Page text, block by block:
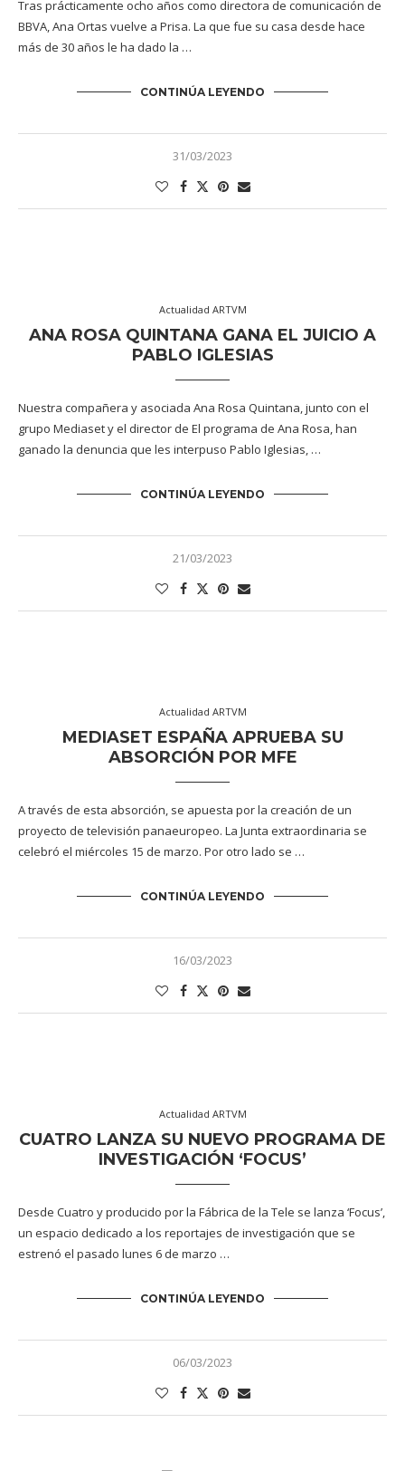
Tras prácticamente ocho años como directora de comunicación de
BBVA, Ana Ortas vuelve a Prisa. La que fue su casa desde hace
más de 30 años le ha dado la …
CONTINÚA LEYENDO
31/03/2023
Actualidad ARTVM
ANA ROSA QUINTANA GANA EL JUICIO A
PABLO IGLESIAS
Nuestra compañera y asociada Ana Rosa Quintana, junto con el
grupo Mediaset y el director de El programa de Ana Rosa, han
ganado la denuncia que les interpuso Pablo Iglesias, …
CONTINÚA LEYENDO
21/03/2023
Actualidad ARTVM
MEDIASET ESPAÑA APRUEBA SU
ABSORCIÓN POR MFE
A través de esta absorción, se apuesta por la creación de un
proyecto de televisión panaeuropeo. La Junta extraordinaria se
celebró el miércoles 15 de marzo. Por otro lado se …
CONTINÚA LEYENDO
16/03/2023
Actualidad ARTVM
CUATRO LANZA SU NUEVO PROGRAMA DE
INVESTIGACIÓN ‘FOCUS’
Desde Cuatro y producido por la Fábrica de la Tele se lanza ‘Focus’,
un espacio dedicado a los reportajes de investigación que se
estrenó el pasado lunes 6 de marzo …
CONTINÚA LEYENDO
06/03/2023